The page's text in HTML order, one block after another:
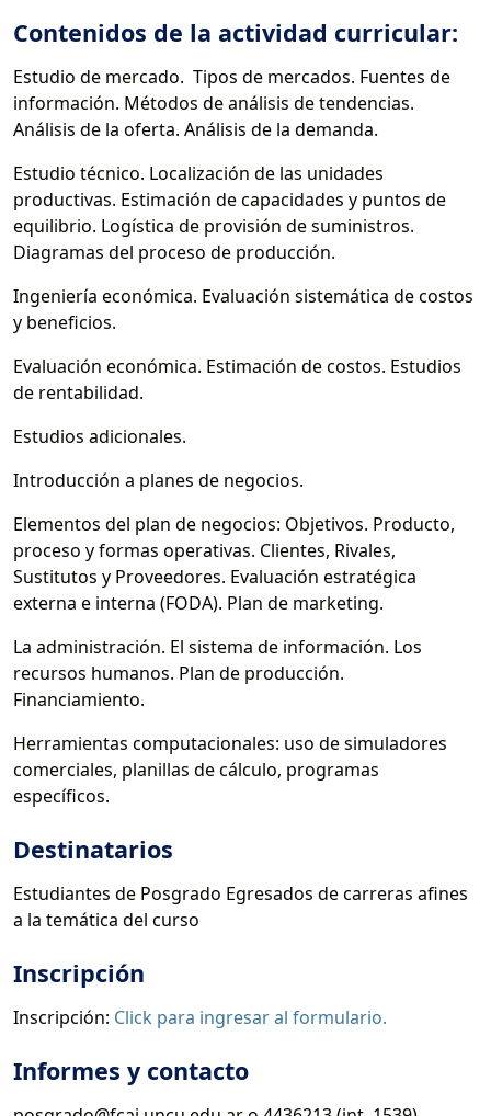
Contenidos de la actividad curricular:
Estudio de mercado. Tipos de mercados. Fuentes de
información. Métodos de análisis de tendencias.
Análisis de la oferta. Análisis de la demanda.
Estudio técnico. Localización de las unidades
productivas. Estimación de capacidades y puntos de
equilibrio. Logística de provisión de suministros.
Diagramas del proceso de producción.
Ingeniería económica. Evaluación sistemática de costos
y beneficios.
Evaluación económica. Estimación de costos. Estudios
de rentabilidad.
Estudios adicionales.
Introducción a planes de negocios.
Elementos del plan de negocios: Objetivos. Producto,
proceso y formas operativas. Clientes, Rivales,
Sustitutos y Proveedores. Evaluación estratégica
externa e interna (FODA). Plan de marketing.
La administración. El sistema de información. Los
recursos humanos. Plan de producción.
Financiamiento.
Herramientas computacionales: uso de simuladores
comerciales, planillas de cálculo, programas
específicos.
Destinatarios
Estudiantes de Posgrado Egresados de carreras afines
a la temática del curso
Inscripción
Inscripción: Click para ingresar al formulario.
Informes y contacto